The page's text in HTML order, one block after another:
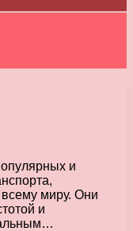
и
миру. Они
и